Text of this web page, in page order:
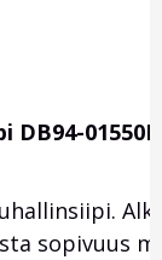
01550D
sopivuus